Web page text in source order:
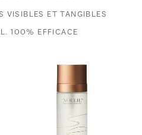
VISIBLES ET TANGIBLES
100% EFFICACE